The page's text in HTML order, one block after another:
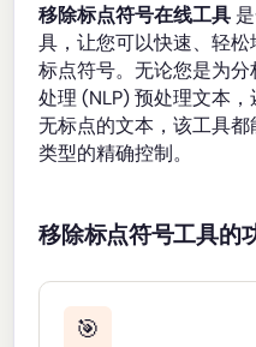
移除标点符号在线工具
具，让您可以快速、轻
标点符号。无论您是为
处理 (NLP) 预处理文本
无标点的文本，该工具
类型的精确控制。
移除标点符号工具的
🎯